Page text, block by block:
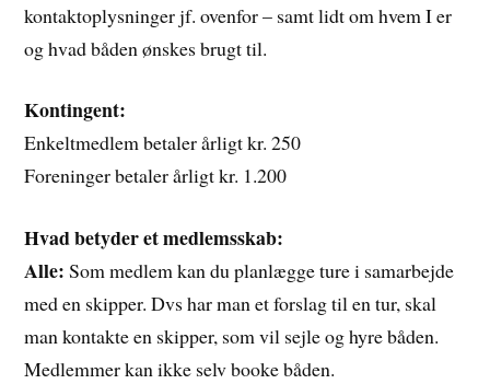
kontaktoplysninger jf. ovenfor – samt lidt om hvem I er
og hvad båden ønskes brugt til.
Kontingent:
Enkeltmedlem betaler årligt kr. 250
Foreninger betaler årligt kr. 1.200
Hvad betyder et medlemsskab:
Alle: Som medlem kan du planlægge ture i samarbejde
med en skipper. Dvs har man et forslag til en tur, skal
man kontakte en skipper, som vil sejle og hyre båden.
Medlemmer kan ikke selv booke båden.